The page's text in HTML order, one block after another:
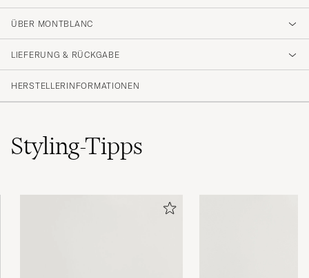
ÜBER MONTBLANC
LIEFERUNG & RÜCKGABE
HERSTELLERINFORMATIONEN
Styling-Tipps